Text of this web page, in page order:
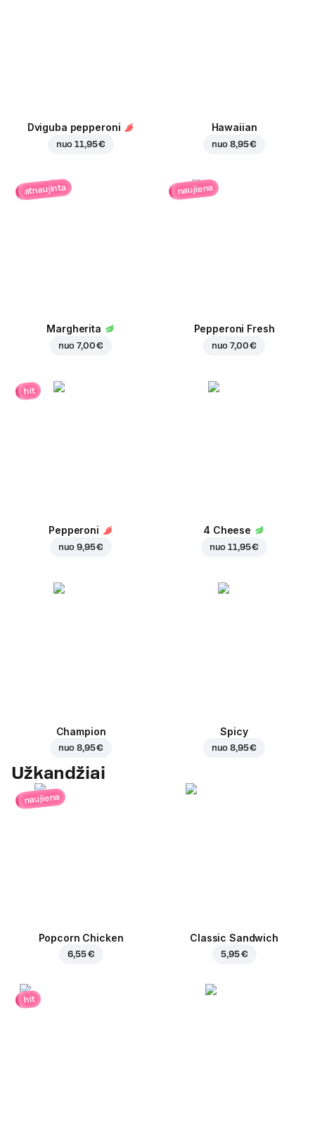
Dviguba pepperoni
nuo11,95 €
Hawaiian
nuo8,95 €
atnaujinta
Margherita
nuo7,00 €
naujiena
Pepperoni Fresh
nuo7,00 €
hit
Pepperoni
nuo9,95 €
4 Cheese
nuo11,95 €
Champion
nuo8,95 €
Spicy
nuo8,95 €
Užkandžiai
naujiena
Popcorn Chicken
6,55 €
Classic Sandwich
5,95 €
hit